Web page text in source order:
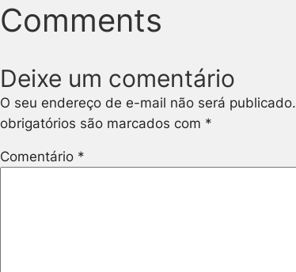
Comments
Deixe um comentário
O seu endereço de e-mail não será publicado.
obrigatórios são marcados com *
Comentário *